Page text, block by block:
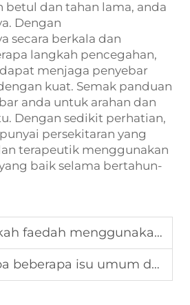
betul dan tahan lama, anda
Dengan
secara berkala dan
langkah pencegahan,
menjaga penyebar
kuat. Semak panduan
anda untuk arahan dan
Dengan sedikit perhatian,
persekitaran yang
terapeutik menggunakan
baik selama bertahun-
menggunakan penyebar aroma di rumah saya?
isu umum dengan penyebar aroma dan bagaimana cara menyelesaikannya?